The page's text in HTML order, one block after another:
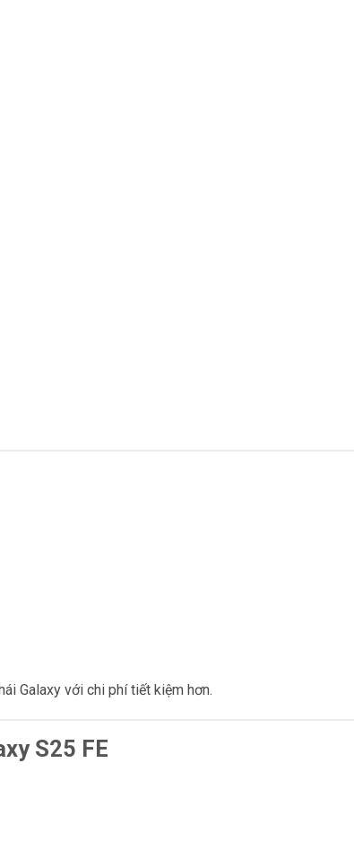
Galaxy với chi phí tiết kiệm hơn.
S25 FE